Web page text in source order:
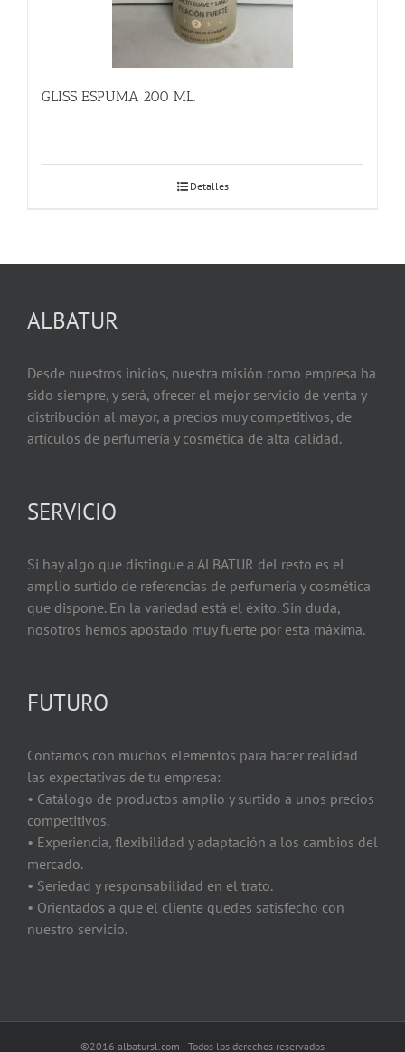
GLISS ESPUMA 200 ML.
Detalles
ALBATUR
Desde nuestros inicios, nuestra misión como empresa ha
sido siempre, y será, ofrecer el mejor servicio de venta y
distribución al mayor, a precios muy competitivos, de
artículos de perfumería y cosmética de alta calidad.
SERVICIO
Si hay algo que distingue a ALBATUR del resto es el
amplio surtido de referencias de perfumería y cosmética
que dispone. En la variedad está el éxito. Sin duda,
nosotros hemos apostado muy fuerte por esta máxima.
FUTURO
Contamos con muchos elementos para hacer realidad
las expectativas de tu empresa:
• Catálogo de productos amplio y surtido a unos precios
competitivos.
• Experiencia, flexibilidad y adaptación a los cambios del
mercado.
• Seriedad y responsabilidad en el trato.
• Orientados a que el cliente quedes satisfecho con
nuestro servicio.
©2016 albatursl.com | Todos los derechos reservados